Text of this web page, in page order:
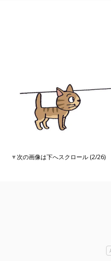
▼次の画像は下へスクロール (2/26)